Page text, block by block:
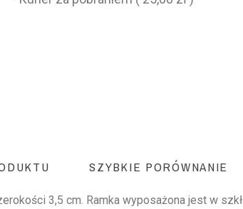
SZYBKIE PORÓWNANIE
3,5 cm. Ramka wyposażona jest w